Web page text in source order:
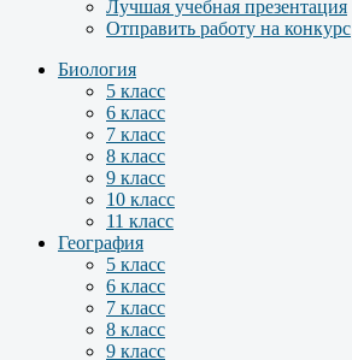
Лучшая учебная презентация
Отправить работу на конкурс
Биология
5 класс
6 класс
7 класс
8 класс
9 класс
10 класс
11 класс
География
5 класс
6 класс
7 класс
8 класс
9 класс